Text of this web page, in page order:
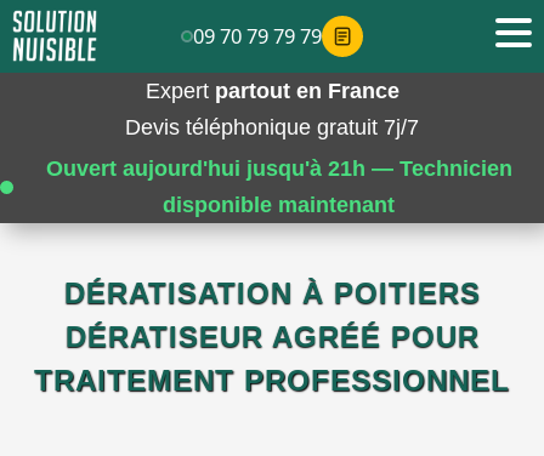
Expert partout en France
Devis téléphonique gratuit 7j/7
Ouvert aujourd'hui jusqu'à 21h — Technicien
disponible maintenant
DÉRATISATION À POITIERS
DÉRATISEUR AGRÉÉ POUR
TRAITEMENT PROFESSIONNEL
09 70 79 79 79